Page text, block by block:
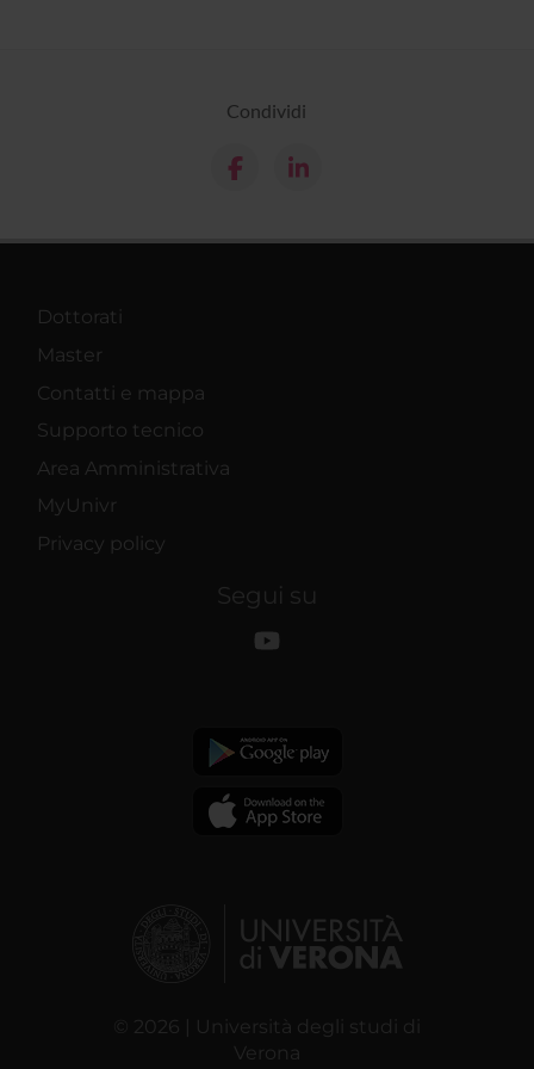
Condividi
Dottorati
Master
Contatti e mappa
Supporto tecnico
Area Amministrativa
MyUnivr
Privacy policy
Segui su
© 2026 | Università degli studi di
Verona